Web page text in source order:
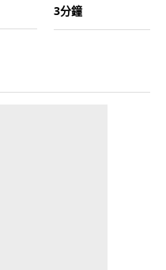
3分鐘